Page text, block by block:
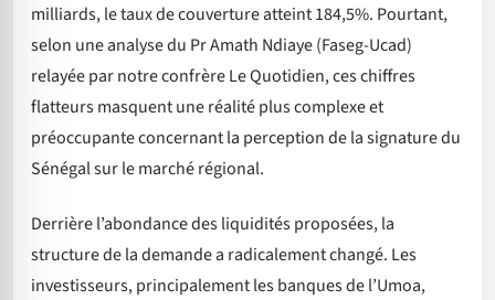
milliards, le taux de couverture atteint 184,5%. Pourtant,
selon une analyse du Pr Amath Ndiaye (Faseg-Ucad)
relayée par notre confrère Le Quotidien, ces chiffres
flatteurs masquent une réalité plus complexe et
préoccupante concernant la perception de la signature du
Sénégal sur le marché régional.
Derrière l’abondance des liquidités proposées, la
structure de la demande a radicalement changé. Les
investisseurs, principalement les banques de l’Umoa,